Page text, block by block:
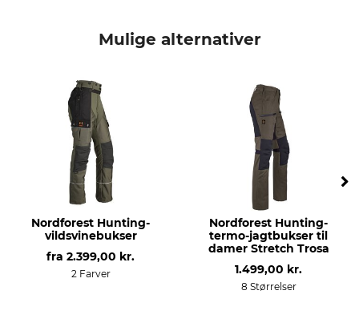
35% Bomuld
57% Polyamid
33% Polyester
10% Elasthan
40 °C nem at pleje
Blegning
Må ikke bleges
Tør ikke i tørretumbleren
Strygning
Strygning op til 110 °C
Professionel tekstilpleje
Ikke rørrensning
Mulige alternativer
Nordforest Hunting-
vildsvinebukser
fra 2.399,00 kr.
2 Farver
Nordforest Hunting-
termo-jagtbukser til
damer Stretch Trosa
1.499,00 kr.
8 Størrelser